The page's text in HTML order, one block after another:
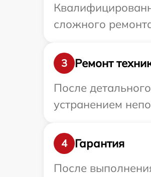
сложного
3
Ремонт
После
устранением
4
Гарантия
После